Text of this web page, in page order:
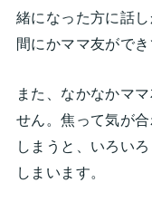
緒になった方に話
間にかママ友ができ
また、なかなかマ
せん。焦って気が
しまうと、いろい
しまいます。